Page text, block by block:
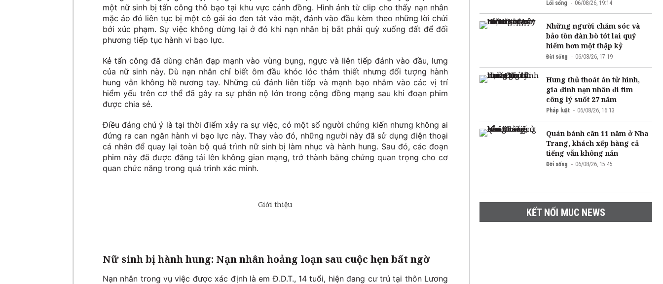
một nữ sinh bị tấn công thô bạo tại khu vực cánh đồng. Hình ảnh từ clip cho thấy nạn nhân
mặc áo đỏ liên tục bị một cô gái áo đen tát vào mặt, đánh vào đầu kèm theo những lời chửi
bới xúc phạm. Sự việc không dừng lại ở đó khi nạn nhân bị bắt phải quỳ xuống đất để đối
phương tiếp tục hành vi bạo lực.
Kẻ tấn công đã dùng chân đạp mạnh vào vùng bụng, ngực và liên tiếp đánh vào đầu, lưng
của nữ sinh này. Dù nạn nhân chỉ biết ôm đầu khóc lóc thảm thiết nhưng đối tượng hành
hung vẫn không hề nương tay. Những cú đánh liên tiếp và mạnh bạo nhắm vào các vị trí
hiểm yếu trên cơ thể đã gây ra sự phẫn nộ lớn trong cộng đồng mạng sau khi đoạn phim
được chia sẻ.
Điều đáng chú ý là tại thời điểm xảy ra sự việc, có một số người chứng kiến nhưng không ai
đứng ra can ngăn hành vi bạo lực này. Thay vào đó, những người này đã sử dụng điện thoại
cá nhân để quay lại toàn bộ quá trình nữ sinh bị làm nhục và hành hung. Sau đó, các đoạn
phim này đã được đăng tải lên không gian mạng, trở thành bằng chứng quan trọng cho cơ
quan chức năng trong quá trình xác minh.
Nữ sinh bị hành hung: Nạn nhân hoảng loạn sau cuộc hẹn bất ngờ
Nạn nhân trong vụ việc được xác định là em Đ.D.T., 14 tuổi, hiện đang cư trú tại thôn Lương
Lối sống 06/08/26, 19:14
Những người chăm sóc và
bảo tồn đàn bò tót lai quý
hiếm hơn một thập kỷ
Đời sống 06/08/26, 17:19
Hung thủ thoát án tử hình,
gia đình nạn nhân đi tìm
công lý suốt 27 năm
Pháp luật 06/08/26, 16:13
Quán bánh căn 11 năm ở Nha
Trang, khách xếp hàng cả
tiếng vẫn không nản
Đời sống 06/08/26, 15:45
KẾT NỐI MUC NEWS